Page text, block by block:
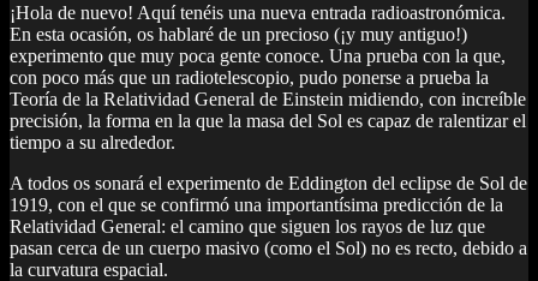
¡Hola de nuevo! Aquí tenéis una nueva entrada radioastronómica.
En esta ocasión, os hablaré de un precioso (¡y muy antiguo!)
experimento que muy poca gente conoce. Una prueba con la que,
con poco más que un radiotelescopio, pudo ponerse a prueba la
Teoría de la Relatividad General de Einstein midiendo, con increíble
precisión, la forma en la que la masa del Sol es capaz de ralentizar el
tiempo a su alrededor.
A todos os sonará el experimento de Eddington del eclipse de Sol de
1919, con el que se confirmó una importantísima predicción de la
Relatividad General: el camino que siguen los rayos de luz que
pasan cerca de un cuerpo masivo (como el Sol) no es recto, debido a
la curvatura espacial.